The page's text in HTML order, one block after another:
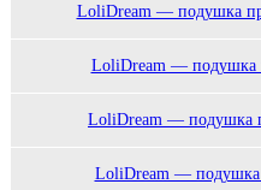
LoliDream — подушка
LoliDream — подушка
LoliDream — подушка
LoliDream —